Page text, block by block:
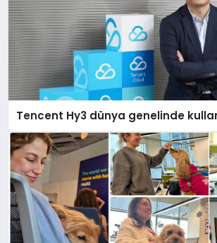
Tencent Hy3 dünya genelinde